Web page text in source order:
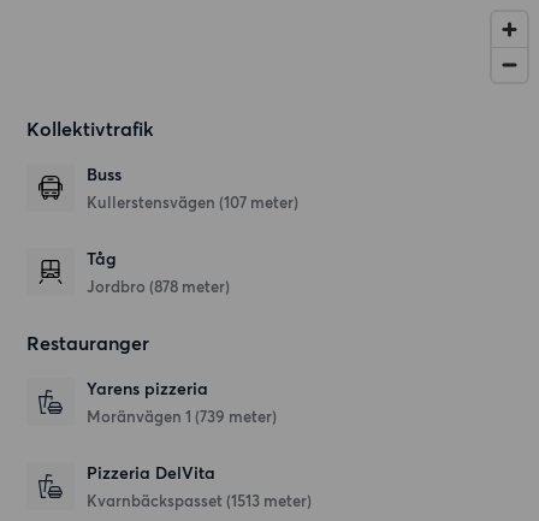
Kollektivtrafik
Buss
Kullerstensvägen (107 meter)
Tåg
Jordbro (878 meter)
Restauranger
Yarens pizzeria
Moränvägen 1 (739 meter)
Pizzeria DelVita
Kvarnbäckspasset (1513 meter)